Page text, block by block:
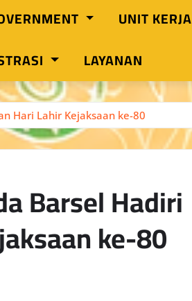
UNIT KERJA
LAYANAN
Hari Lahir Kejaksaan ke-80
Barsel Hadiri
ke-80